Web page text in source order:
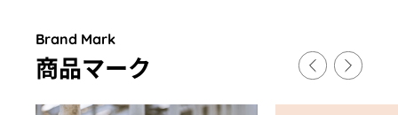
Brand Mark
商品マーク